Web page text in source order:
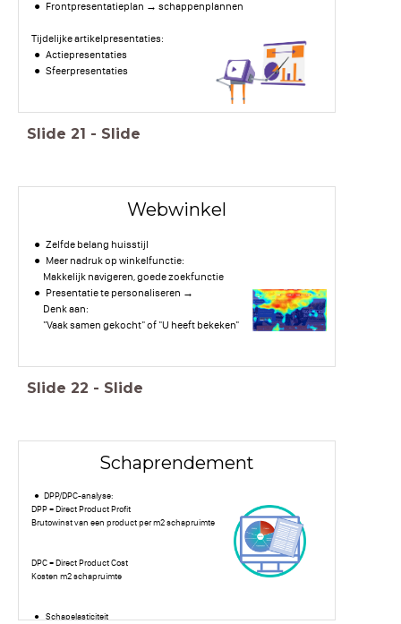
Frontpresentatieplan → schappenplannen
Tijdelijke artikelpresentaties:
Actiepresentaties
Sfeerpresentaties
Slide 21 - Slide
Webwinkel
Zelfde belang huisstijl
Meer nadruk op winkelfunctie:
Makkelijk navigeren, goede zoekfunctie
Presentatie te personaliseren →
Denk aan:
"Vaak samen gekocht" of "U heeft bekeken"
Slide 22 - Slide
Schaprendement
DPP/DPC-analyse:
DPP = Direct Product Profit
Brutowinst van een product per m2 schapruimte
DPC = Direct Product Cost
Kosten m2 schapruimte
Schapelasticiteit